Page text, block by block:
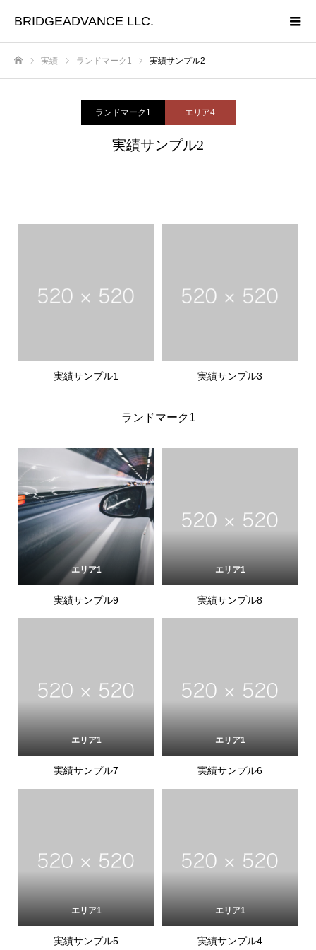
BRIDGEADVANCE LLC.
実績 ランドマーク1 実績サンプル2
ランドマーク1 エリア4
実績サンプル2
実績サンプル1 実績サンプル3
ランドマーク1
エリア1
実績サンプル9
エリア1
実績サンプル8
エリア1
実績サンプル7
エリア1
実績サンプル6
エリア1
実績サンプル5
エリア1
実績サンプル4